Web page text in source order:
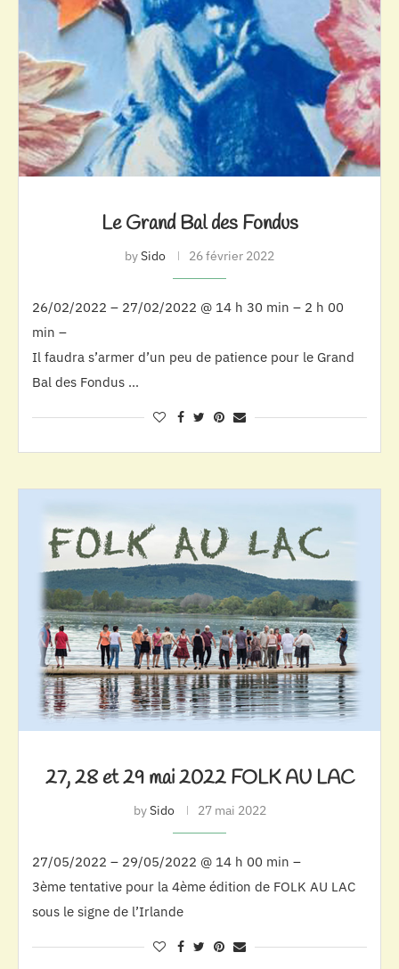
Le Grand Bal des Fondus
bySido 26 février 2022
26/02/2022 – 27/02/2022 @ 14 h 30 min – 2 h 00
min –
Il faudra s’armer d’un peu de patience pour le Grand
Bal des Fondus …
27, 28 et 29 mai 2022 FOLK AU LAC
bySido 27 mai 2022
27/05/2022 – 29/05/2022 @ 14 h 00 min –
3ème tentative pour la 4ème édition de FOLK AU LAC
sous le signe de l’Irlande